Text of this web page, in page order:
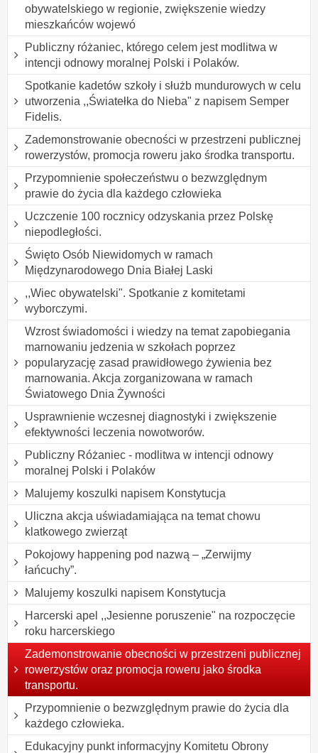
obywatelskiego w regionie, zwiększenie wiedzy
mieszkańców wojewó
Publiczny różaniec, którego celem jest modlitwa w
intencji odnowy moralnej Polski i Polaków.
Spotkanie kadetów szkoły i służb mundurowych w celu
utworzenia ,,Światełka do Nieba" z napisem Semper
Fidelis.
Zademonstrowanie obecności w przestrzeni publicznej
rowerzystów, promocja roweru jako środka transportu.
Przypomnienie społeczeństwu o bezwzględnym
prawie do życia dla każdego człowieka
Uczczenie 100 rocznicy odzyskania przez Polskę
niepodległości.
Święto Osób Niewidomych w ramach
Międzynarodowego Dnia Białej Laski
,,Wiec obywatelski". Spotkanie z komitetami
wyborczymi.
Wzrost świadomości i wiedzy na temat zapobiegania
marnowaniu jedzenia w szkołach poprzez
popularyzację zasad prawidłowego żywienia bez
marnowania. Akcja zorganizowana w ramach
Światowego Dnia Żywności
Usprawnienie wczesnej diagnostyki i zwiększenie
efektywności leczenia nowotworów.
Publiczny Różaniec - modlitwa w intencji odnowy
moralnej Polski i Polaków
Malujemy koszulki napisem Konstytucja
Uliczna akcja uświadamiająca na temat chowu
klatkowego zwierząt
Pokojowy happening pod nazwą – „Zerwijmy
łańcuchy”.
Malujemy koszulki napisem Konstytucja
Harcerski apel ,,Jesienne poruszenie" na rozpoczęcie
roku harcerskiego
Zademonstrowanie obecności w przestrzeni publicznej
rowerzystów oraz promocja roweru jako środka
transportu.
Przypomnienie o bezwzględnym prawie do życia dla
każdego człowieka.
Edukacyjny punkt informacyjny Komitetu Obrony